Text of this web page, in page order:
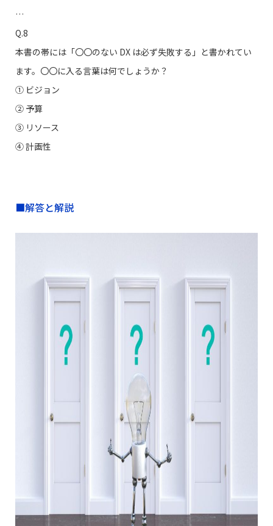
…
Q.8
本書の帯には「〇〇のない DX は必ず失敗する」と書かれてい
ます。〇〇に入る言葉は何でしょうか？
① ビジョン
➁ 予算
③ リソース
④ 計画性
■解答と解説